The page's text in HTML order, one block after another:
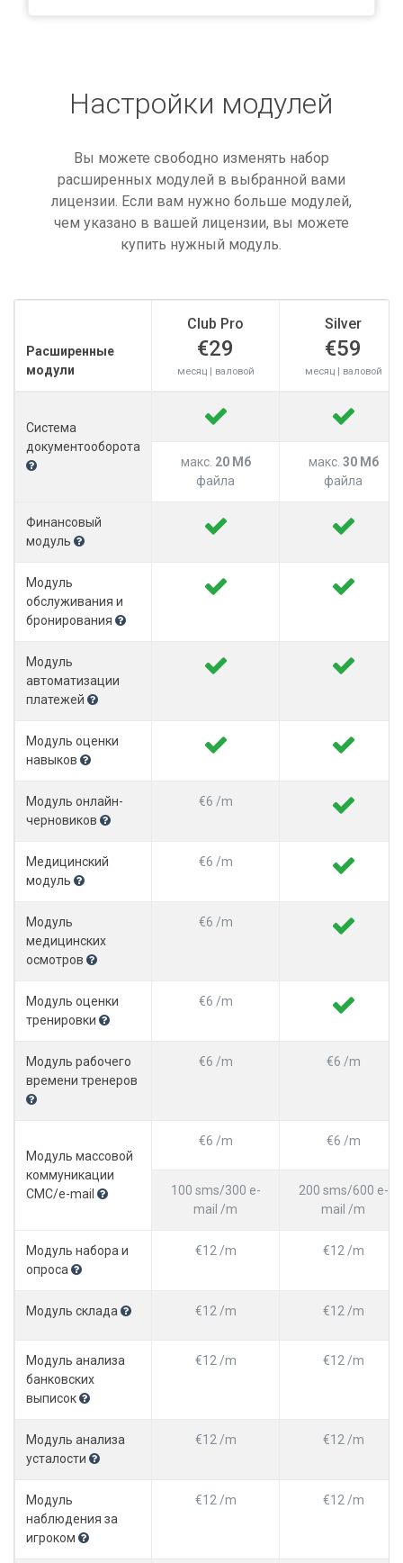
Настройки модулей
Вы можете свободно изменять набор
расширенных модулей в выбранной вами
лицензии. Если вам нужно больше модулей,
чем указано в вашей лицензии, вы можете
купить нужный модуль.
Расширенные
модули
Club Pro
€29
месяц | валовой
Silver
€59
месяц | валовой
Система
документооборота
макс. 20 Мб
файла
макс. 30 Мб
файла
Финансовый
модуль
Модуль
обслуживания и
бронирования
Модуль
автоматизации
платежей
Модуль оценки
навыков
Модуль онлайн-
черновиков
€6 /m
Медицинский
модуль
€6 /m
Модуль
медицинских
осмотров
€6 /m
Модуль оценки
тренировки
€6 /m
Модуль рабочего
времени тренеров
€6 /m €6 /m
Модуль массовой
коммуникации
СМС/e-mail
€6 /m €6 /m
100 sms/300 e-
mail /m
200 sms/600 e-
mail /m
Модуль набора и
опроса
€12 /m €12 /m
Модуль склада €12 /m €12 /m
Модуль анализа
банковских
выписок
€12 /m €12 /m
Модуль анализа
усталости
€12 /m €12 /m
Модуль
наблюдения за
игроком
€12 /m €12 /m